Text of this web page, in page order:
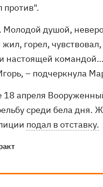
против".
Молодой душой,
горел,
настоящей
– подчеркнула
18 апреля
среди бела дня.
подал в отставку.